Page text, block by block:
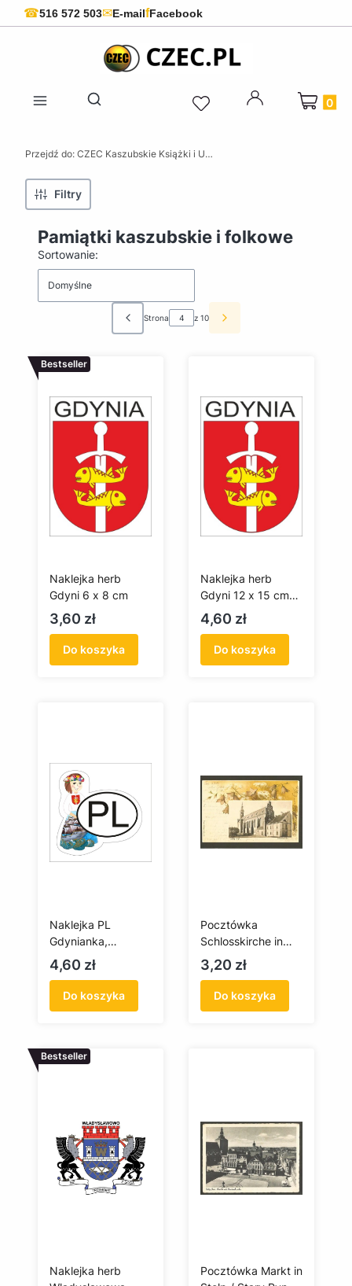
☎516 572 503✉E-mailfFacebook
Otwórz wyszukiwarkę
Produkty
Przejdź do: CZEC Kaszubskie Książki i Upominki - Pamiątki z Kaszub
Filtry
Pamiątki kaszubskie i folkowe
Lista produktów
Sortowanie:
Domyślne
Poprzednie produkty
Strona z 10 Następne produkty
Bestseller
Naklejka herb
Gdyni 6 x 8 cm
Cena
3,60 zł
Do koszyka
Naklejka herb
Gdyni 12 x 15 cm
(duża)
Cena
4,60 zł
Do koszyka
Naklejka PL
Gdynianka,
naklejka na
samochód
Cena
4,60 zł
Do koszyka
Pocztówka
Schlosskirche in
Stolp / Kościół
Zamkowy w
Słupsku
Cena
3,20 zł
Do koszyka
Bestseller
Naklejka herb
Pocztówka Markt in